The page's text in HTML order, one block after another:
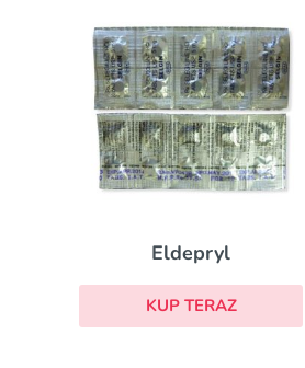
Dramamine